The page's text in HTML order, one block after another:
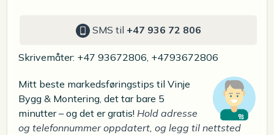
SMS til +47 936 72 806
Skrivemåter: +47 93672806, +4793672806
Mitt beste markedsføringstips til Vinje
Bygg & Montering, det tar bare 5
minutter – og det er gratis! Hold adresse
og telefonnummer oppdatert, og legg til nettsted